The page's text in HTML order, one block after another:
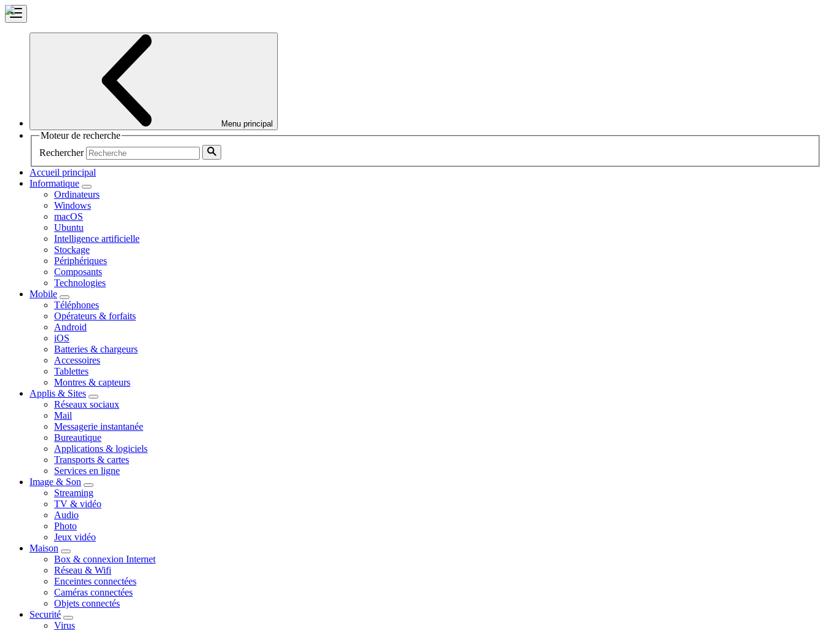
Menu principal
Moteur de recherche
Rechercher
Accueil principal
Informatique
Ordinateurs
Windows
macOS
Ubuntu
Intelligence artificielle
Stockage
Périphériques
Composants
Technologies
Mobile
Téléphones
Opérateurs & forfaits
Android
iOS
Batteries & chargeurs
Accessoires
Tablettes
Montres & capteurs
Applis & Sites
Réseaux sociaux
Mail
Messagerie instantanée
Bureautique
Applications & logiciels
Transports & cartes
Services en ligne
Image & Son
Streaming
TV & vidéo
Audio
Photo
Jeux vidéo
Maison
Box & connexion Internet
Réseau & Wifi
Enceintes connectées
Caméras connectées
Objets connectés
Securité
Virus